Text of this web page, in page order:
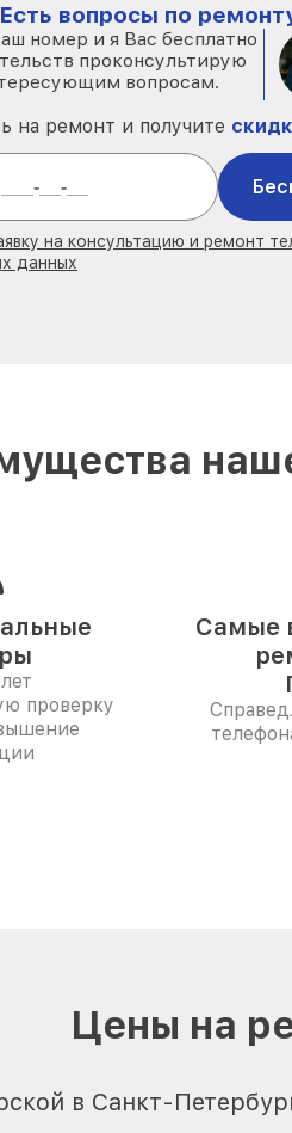
Есть вопросы по
номер и я Вас бесплатно
проконсультирую
вопросам.
на ремонт и получите
на консультацию и ремонт
данных
проверку
Самые
Цены на
в Санкт-